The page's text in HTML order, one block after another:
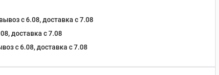
с 6.08, доставка c 7.08
доставка c 7.08
с 6.08, доставка c 7.08